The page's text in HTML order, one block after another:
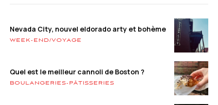
Nevada City, nouvel eldorado arty et bohème
WEEK-END/VOYAGE
Quel est le meilleur cannoli de Boston ?
BOULANGERIES-PÂTISSERIES